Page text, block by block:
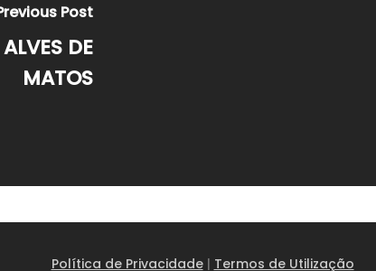
Post
DE
MATOS
Política de Privacidade| Termos de Utilização